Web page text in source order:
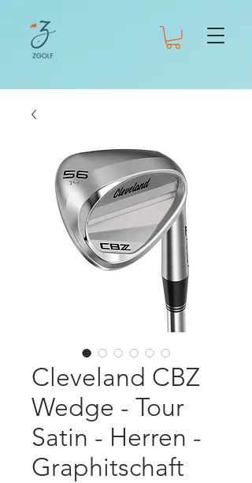
Cleveland CBZ
Wedge - Tour
Satin - Herren -
Graphitschaft